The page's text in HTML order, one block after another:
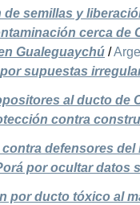
semillas y
cerca de
Gualeguaychú /
supuestas
al ducto de
contra
defensores del
por ocultar datos
por ducto tóxico al